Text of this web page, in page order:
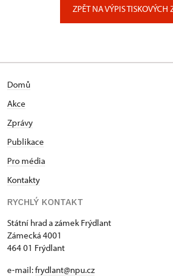
ZPĚT NA VÝPIS TISKOVÝCH
Domů
Akce
Zprávy
Publikace
Pro média
Kontakty
RYCHLÝ KONTAKT
Státní hrad a zámek Frýdlant
Zámecká 4001
464 01 Frýdlant
e-mail:frydlant@npu.cz